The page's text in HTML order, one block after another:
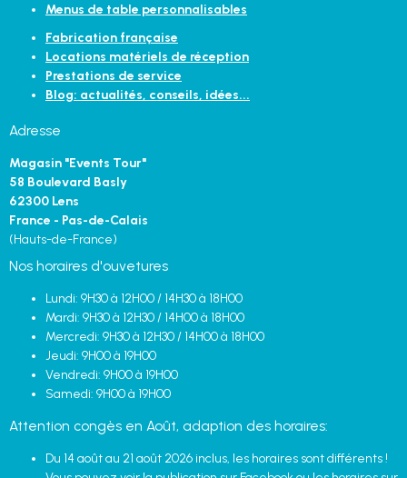
Menus de table personnalisables
Fabrication française
Locations matériels de réception
Prestations de service
Blog: actualités, conseils, idées...
Adresse
Magasin "Events Tour"
58 Boulevard Basly
62300 Lens
France - Pas-de-Calais
(Hauts-de-France)
Nos horaires d'ouvetures
Lundi: 9H30 à 12H00 / 14H30 à 18H00
Mardi: 9H30 à 12H30 / 14H00 à 18H00
Mercredi: 9H30 à 12H30 / 14H00 à 18H00
Jeudi: 9H00 à 19H00
Vendredi: 9H00 à 19H00
Samedi: 9H00 à 19H00
Attention congès en Août, adaption des horaires:
Du 14 août au 21 août 2026 inclus, les horaires sont différents !